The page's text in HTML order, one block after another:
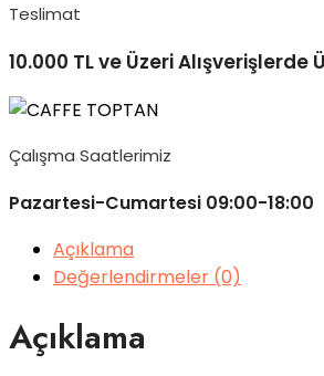
Teslimat
10.000 TL ve Üzeri
Çalışma Saatlerimiz
Pazartesi-Cumartesi 09:00-18:00
Açıklama
Değerlendirmeler (0)
Açıklama